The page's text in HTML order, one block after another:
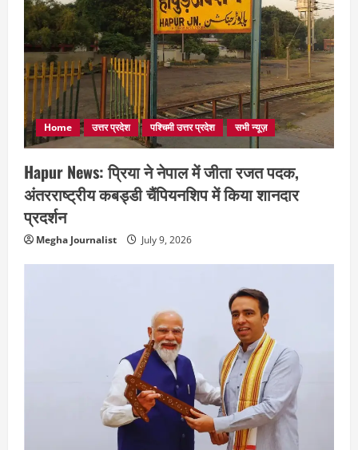
Home उत्तर प्रदेश पश्चिमी उत्तर प्रदेश सभी न्यूज़
Hapur News: प्रिया ने नेपाल में जीता रजत पदक,
अंतरराष्ट्रीय कबड्डी चैंपियनशिप में किया शानदार
प्रदर्शन
Megha Journalist July 9, 2026